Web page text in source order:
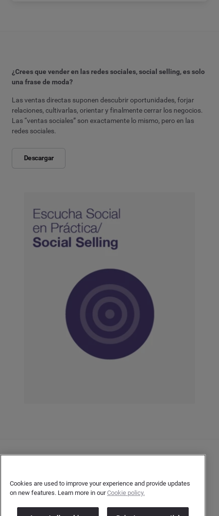
¿Crees que vender en las redes sociales, social selling, es solo
una frase de moda?
Las ventas directas suponen descubrir oportunidades, forjar
relaciones, cultivarlas, orientar y finalmente cerrar los negocios.
Las “ventas sociales” son exactamente lo mismo, pero en las
redes sociales.
Descargar
Declaración de privacidad del cliente
Declaración de privacidad para los autores
Cookies are used to improve your experience and provide updates
on new features. Learn more in ourCookie policy.